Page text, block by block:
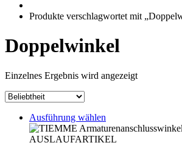
Produkte verschlagwortet mit
Doppelwinkel
Einzelnes Ergebnis wird angezeigt
Ausführung wählen
Produkt
weist